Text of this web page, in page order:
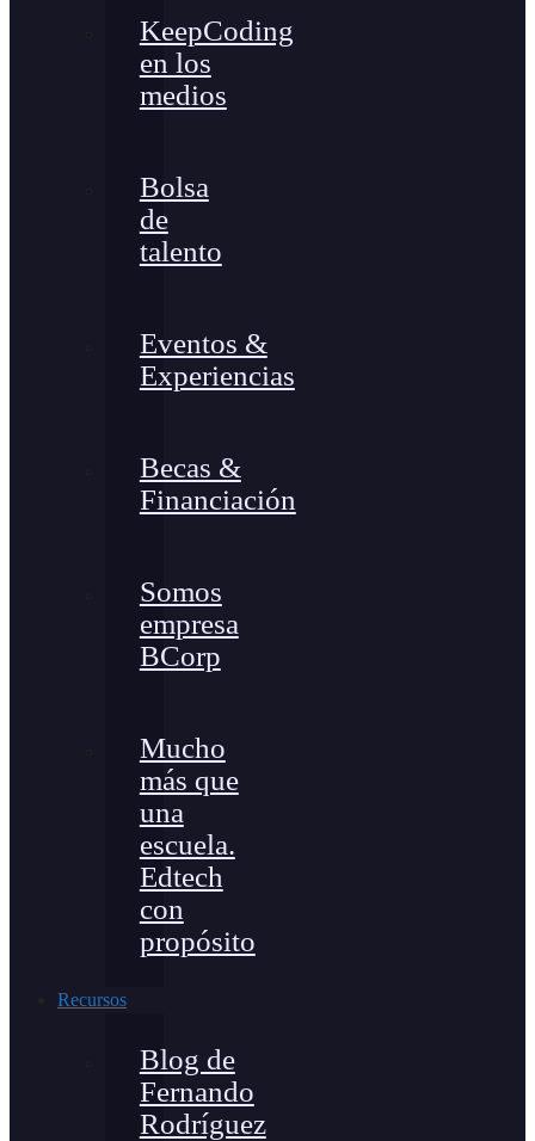
KeepCoding
en los
medios
Bolsa
de
talento
Eventos &
Experiencias
Becas &
Financiación
Somos
empresa
BCorp
Mucho
más que
una
escuela.
Edtech
con
propósito
Recursos
Blog de
Fernando
Rodríguez